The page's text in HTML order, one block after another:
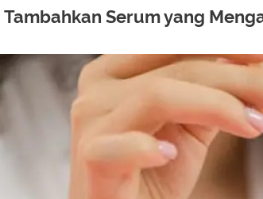
Tambahkan Serum yang